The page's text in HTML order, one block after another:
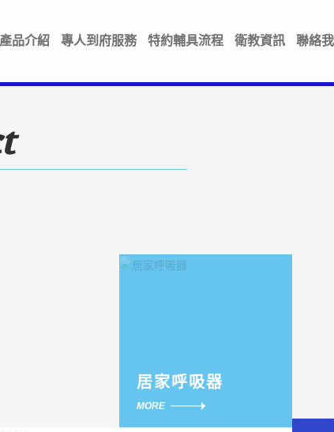
產品介紹 專人到府服務 特約輔具流程 衛教資訊 聯絡
居家呼吸器
MORE